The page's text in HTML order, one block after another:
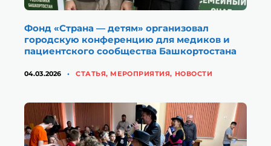
Фонд «Страна — детям» организовал
городскую конференцию для медиков и
пациентского сообщества Башкортостана
04.03.2026 КАТЕГОРИИ
CТАТЬЯ, МЕРОПРИЯТИЯ, НОВОСТИ